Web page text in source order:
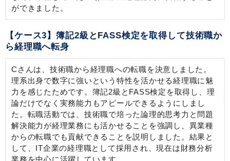
ができました。
【ケース3】簿記2級とFASS検定を取得して技術職か
ら経理職へ転身
Cさんは、技術職から経理職への転職を決意しました。
理系出身で数字に強いという特性を活かせる経理職に魅
力を感じたためです。簿記2級とFASS検定を取得し、理
論だけでなく実務能力もアピールできるようにしまし
た。転職活動では、技術職で培った論理的思考力と問題
解決能力が経理業務にも活かせることを強調し、異業種
からの転職でも貢献できることを説明しました。結果と
して、IT企業の経理職として採用され、現在は財務分析
業務を中心に活躍しています。